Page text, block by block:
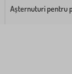
Așternuturi pentru